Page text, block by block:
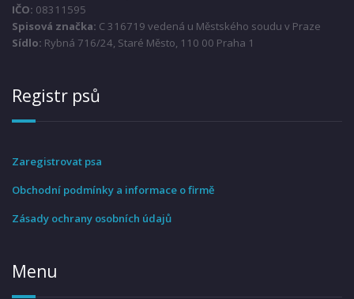
IČO: 08311595
Spisová značka: C 316719 vedená u Městského soudu v Praze
Sídlo: Rybná 716/24, Staré Město, 110 00 Praha 1
Registr psů
Zaregistrovat psa
Obchodní podmínky a informace o firmě
Zásady ochrany osobních údajů
Menu